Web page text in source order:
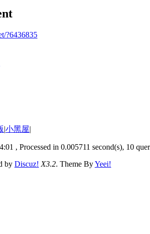
?6436835
|小黑屋|
, Processed in 0.005711 second(s), 10
by Discuz! X3.2. Theme ByYeei!